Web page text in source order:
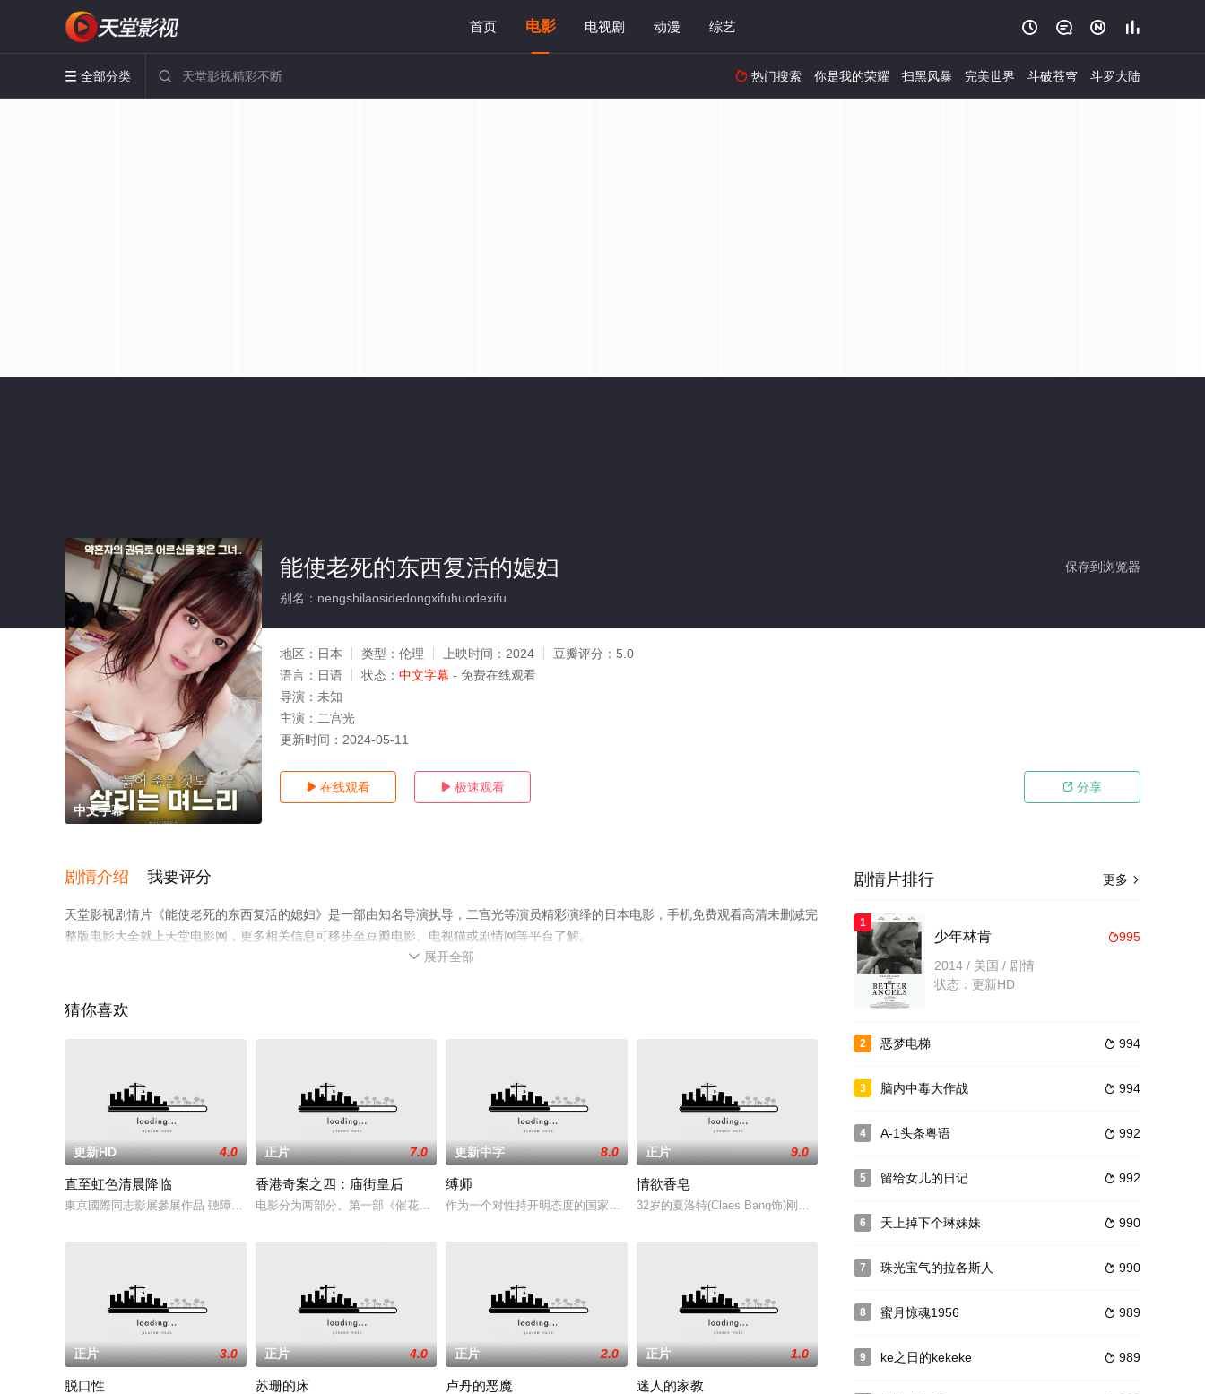
首页 电影 电视剧 动漫 综艺    
 全部分类   热门搜索 你是我的荣耀 扫黑风暴 完美世界 斗破苍穹 斗罗大陆
中文字幕
保存到浏览器
能使老死的东西复活的媳妇
别名：nengshilaosidedongxifuhuodexifu
地区： 日本 类型： 伦理 上映时间： 2024 豆瓣评分： 5.0
语言： 日语 状态： 中文字幕 - 免费在线观看
导演： 未知
主演： 二宫光
更新时间： 2024-05-11
 在线观看  极速观看  分享
剧情介绍 我要评分
天堂影视剧情片《能使老死的东西复活的媳妇》是一部由知名导演执导，二宫光等演员精彩演绎的日本电影，手机免费观看高清未删减完
整版电影大全就上天堂电影网，更多相关信息可移步至豆瓣电影、电视猫或剧情网等平台了解。
 展开全部
猜你喜欢
更新HD 4.0
直至虹色清晨降临
東京國際同志影展參展作品 聽障人士 Hana 和 Ayum i於一個手語社團中相識。在二人情誼日漸升溫的同時，首次被同性吸引的 Hana，心裡不免有些困惑。不過，她仍決定鼓起勇氣，向雙親坦承自己與 Ayumi 之間的關係
正片 7.0
香港奇案之四：庙街皇后
电影分为两部分。第一部《催花狂人》由桂治洪执导，潘冰嫦及韦弘主演，故事描绘林天娜（潘冰嫦饰）之妹遭五个反常虐待狂掳去，林对警探许多非难，想不到下一个受害者竟是天
更新中字 8.0
缚师
作为一个对性持开明态度的国家，日本在其原本便已丰富多彩的性文化中逐渐演变出一种独一无二的性技巧紧缚文化。这一文化有记录的始于明
正片 9.0
情欲香皂
32岁的夏洛特(Claes Bang饰)刚与相处多年的男友分手，搬到了一个小城安家落户，开了一家美容沙龙。由
正片 3.0
脱口性
正片 4.0
苏珊的床
正片 2.0
卢丹的恶魔
正片 1.0
迷人的家教
更多 
剧情片排行
1
995
少年林肯
2014 / 美国 / 剧情
状态：更新HD
2  994
恶梦电梯
3  994
脑内中毒大作战
4  992
A-1头条粤语
5  992
留给女儿的日记
6  990
天上掉下个琳妹妹
7  990
珠光宝气的拉各斯人
8  989
蜜月惊魂1956
9  989
ke之日的kekeke